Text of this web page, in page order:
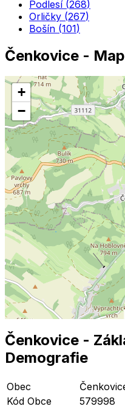
Podlesí(268)
Orličky (267)
Bošín (101)
Čenkovice -
+
−
Čenkovice -
Demografie
Obec
Kód Obce
579998